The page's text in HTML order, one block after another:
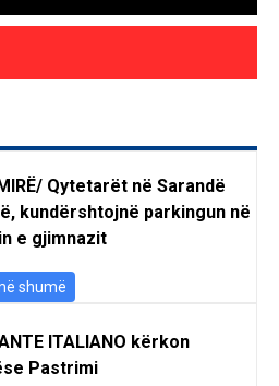
Qytetarët në Sarandë
kundërshtojnë parkingun në
e gjimnazit
shumë
ITALIANO kërkon
Pastrimi